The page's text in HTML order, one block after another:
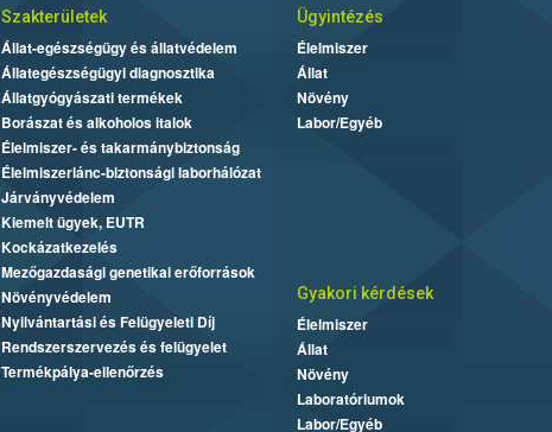
Szakterületek
Állat-egészségügy és állatvédelem
Állategészségügyi diagnosztika
Állatgyógyászati termékek
Borászat és alkoholos italok
Élelmiszer- és takarmánybiztonság
Élelmiszerlánc-biztonsági laborhálózat
Járványvédelem
Kiemelt ügyek, EUTR
Kockázatkezelés
Mezőgazdasági genetikai erőforrások
Növényvédelem
Nyilvántartási és Felügyeleti Díj
Rendszerszervezés és felügyelet
Termékpálya-ellenőrzés
Ügyintézés
Élelmiszer
Állat
Növény
Labor/Egyéb
Gyakori kérdések
Élelmiszer
Állat
Növény
Laboratóriumok
Labor/Egyéb